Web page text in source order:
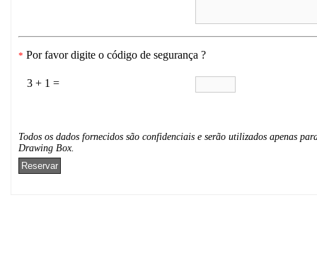
* Por favor digite o código de segurança ?
3 + 1 =
Todos os dados fornecidos são confidenciais e serão utilizados apenas
Drawing Box.